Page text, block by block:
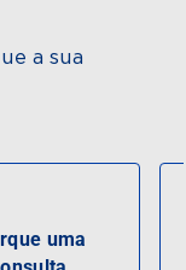
a sua
uma